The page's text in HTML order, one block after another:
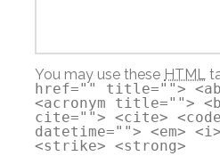
You may use these HTML
href="" title="">
<acronym title="">
cite=""> <cite>
datetime=""> <em>
<strike> <strong>